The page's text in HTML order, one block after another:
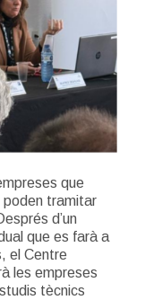
que
poden tramitar
d’un
que es farà a
el Centre
les empreses
tècnics